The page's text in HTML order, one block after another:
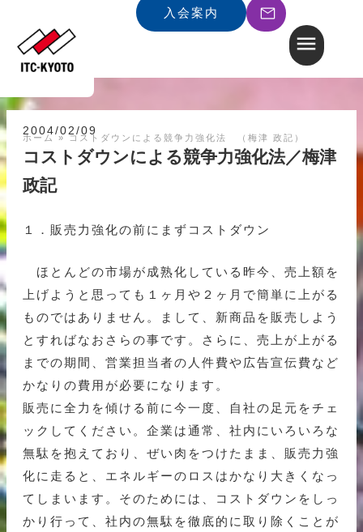
入会案内
ホーム »コストダウンによる競争力強化法 （梅津 政記）
2004/02/09
コストダウンによる競争力強化法／梅津
政記
１．販売力強化の前にまずコストダウン
ほとんどの市場が成熟化している昨今、売上額を
上げようと思っても１ヶ月や２ヶ月で簡単に上がる
ものではありません。まして、新商品を販売しよう
とすればなおさらの事です。さらに、売上が上がる
までの期間、営業担当者の人件費や広告宣伝費など
かなりの費用が必要になります。
販売に全力を傾ける前に今一度、自社の足元をチェ
ックしてください。企業は通常、社内にいろいろな
無駄を抱えており、ぜい肉をつけたまま、販売力強
化に走ると、エネルギーのロスはかなり大きくなっ
てしまいます。そのためには、コストダウンをしっ
かり行って、社内の無駄を徹底的に取り除くことが